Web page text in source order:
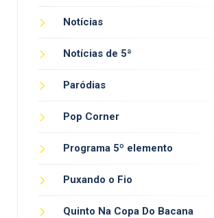
Notícias
Notícias de 5ª
Paródias
Pop Corner
Programa 5º elemento
Puxando o Fio
Quinto Na Copa Do Bacana